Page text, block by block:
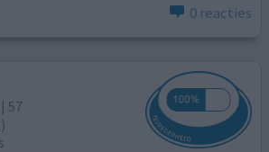
0 reacties
57